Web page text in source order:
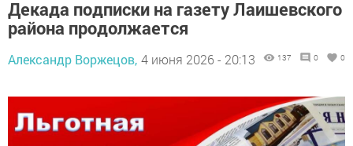
Декада подписки на газету Лаишевского
района продолжается
Александр Воржецов, 4 июня 2026 - 20:13 137 0 0